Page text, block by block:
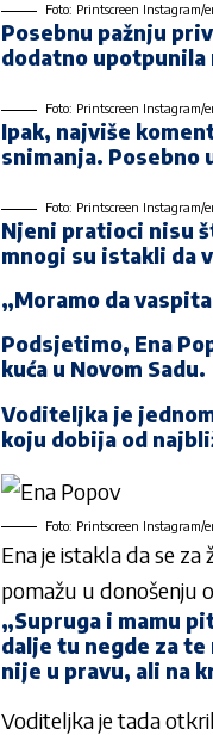
Foto: Printscreen Instagram/
Posebnu pažnju
dodatno
Foto: Printscreen Instagram/
Ipak, najviše
snimanja. Posebno
Foto: Printscreen Instagram/
Njeni pratioci nisu
mnogi su istakli da
„Moramo da
Podsjetimo, Ena
kuća u Novom Sadu.
Voditeljka je
koju dobija od
Foto: Printscreen Instagram/
Ena je istakla da se
pomažu u donošenju
„Supruga i mamu
dalje tu negde za
nije u pravu, ali na
Voditeljka je tada